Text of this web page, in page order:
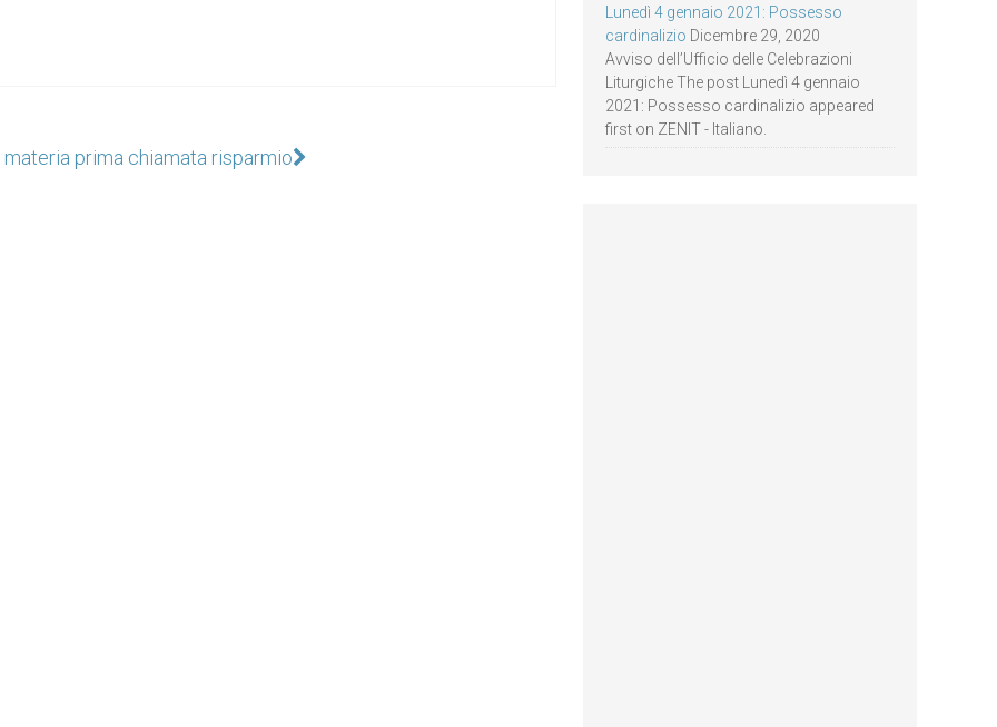
materia prima chiamata risparmio
Lunedì 4 gennaio 2021: Possesso
cardinalizio Dicembre 29, 2020
Avviso dell’Ufficio delle Celebrazioni
Liturgiche The post Lunedì 4 gennaio
2021: Possesso cardinalizio appeared
first on ZENIT - Italiano.